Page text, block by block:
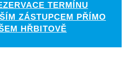
TERMÍNU
ZÁSTUPCEM PŘÍMO
HŘBITOVĚ